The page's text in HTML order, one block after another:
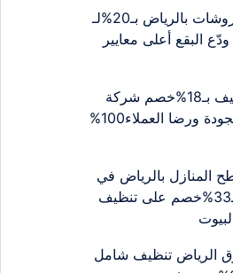
شركة تنظيف مفروشات بالرياض بـ20%لـ
البقع أعلى معايير
شركة تنظيف بعفيف بـ18%خصم شركة
تنظيف ملتزمة بالجودة ورضا العملاء100%
المنازل بالرياض في
خدمتك24ساعة بـ33%خصم على تنظيف
الرياض تنظيف شامل